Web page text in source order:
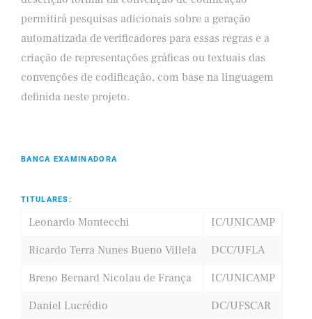
permitirá pesquisas adicionais sobre a geração
automatizada de verificadores para essas regras e a
criação de representações gráficas ou textuais das
convenções de codificação, com base na linguagem
definida neste projeto.
BANCA EXAMINADORA
TITULARES:
Leonardo Montecchi
IC/UNICAMP
Ricardo Terra Nunes Bueno Villela
DCC/UFLA
Breno Bernard Nicolau de França
IC/UNICAMP
Daniel Lucrédio
DC/UFSCAR